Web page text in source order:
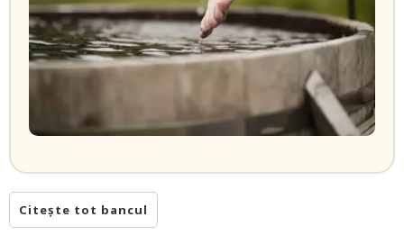
Citește tot bancul